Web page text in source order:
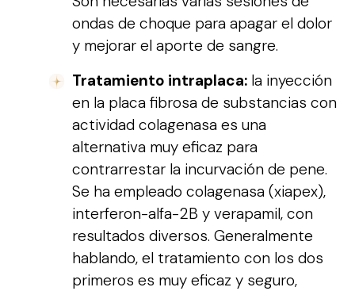
ondas de choque para apagar el dolor
y mejorar el aporte de sangre.
Tratamiento intraplaca:la inyección
en la placa fibrosa de substancias con
actividad colagenasa es una
alternativa muy eficaz para
contrarrestar la incurvación de pene.
Se ha empleado colagenasa (xiapex),
interferon-alfa-2B y verapamil, con
resultados diversos. Generalmente
hablando, el tratamiento con los dos
primeros es muy eficaz y seguro,